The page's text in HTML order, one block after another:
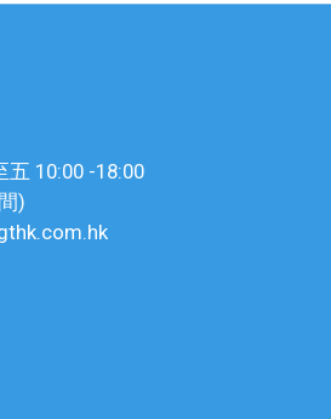
10:00 -18:00
)